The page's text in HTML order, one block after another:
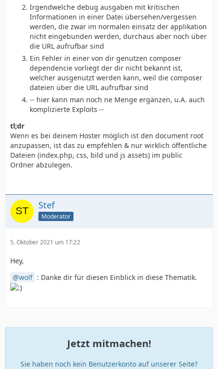
Irgendwelche debug ausgaben mit kritischen
Informationen in einer Datei übersehen/vergessen
werden, die zwar im normalen einsatz der applikation
nicht eingebunden werden, durchaus aber noch über
die URL aufrufbar sind
Ein Fehler in einer von dir genutzen composer
dependencie vorliegt der dir nicht bekannt ist,
welcher ausgenutzt werden kann, weil die composer
dateien über die URL aufrufbar sind
-- hier kann man noch ne Menge ergänzen, u.A. auch
komplizierte Exploits --
tl;dr
Wenn es bei deinem Hoster möglich ist den document root
anzupassen, ist das zu empfehlen & nur wirklich öffentliche
Dateien (index.php, css, bild und js assets) im public
Ordner abzulegen.
Stef
Moderator
5. Oktober 2021 um 17:22
Hey,
wolf : Danke dir für diesen Einblick in diese Thematik.
Jetzt mitmachen!
Sie haben noch kein Benutzerkonto auf unserer Seite?